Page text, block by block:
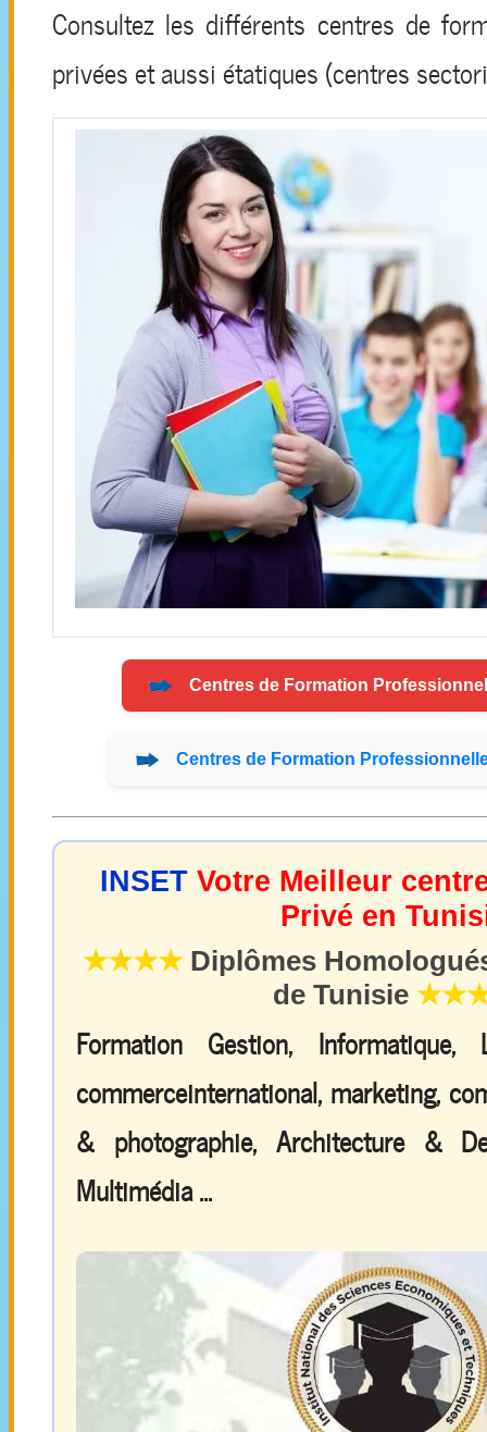
Consultez les différents centres de
privées et aussi étatiques (centres
Centres de Formation
Centres de Formation
INSET Votre Meilleur
Privé en
★★★★Diplômes
de Tunisie
Formation Gestion, Informatique,
commerceinternational, marketing,
& photographie, Architecture &
Multimédia ...